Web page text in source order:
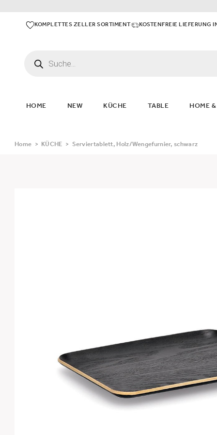
KOMPLETTES ZELLER SORTIMENT KOSTENFREIE LIEFERUNG
HOME NEW KÜCHE TABLE HOME
Home > KÜCHE > Serviertablett, Holz/Wengefurnier, schwarz